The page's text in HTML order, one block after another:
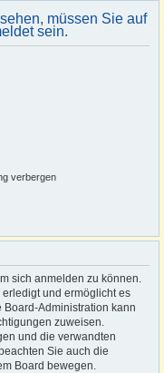
müssen Sie auf
sein.
verbergen
sich anmelden zu können.
und ermöglicht es
Board-Administration kann
zuweisen.
und die verwandten
Sie auch die
Board bewegen.